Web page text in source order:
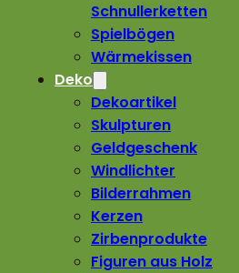
Schnullerketten
Spielbögen
Wärmekissen
Deko
Dekoartikel
Skulpturen
Geldgeschenk
Windlichter
Bilderrahmen
Kerzen
Zirbenprodukte
Figuren aus Holz